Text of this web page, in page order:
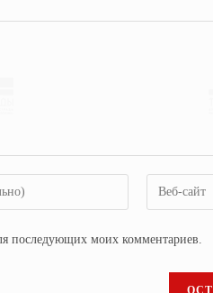
последующих моих комментариев.